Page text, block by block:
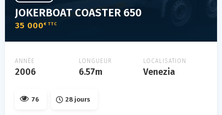
JOKERBOAT COASTER 650
35 000€ TTC
ANNÉE
2006
LONGUEUR
6.57m
LOCALISATION
Venezia
76 28 jours